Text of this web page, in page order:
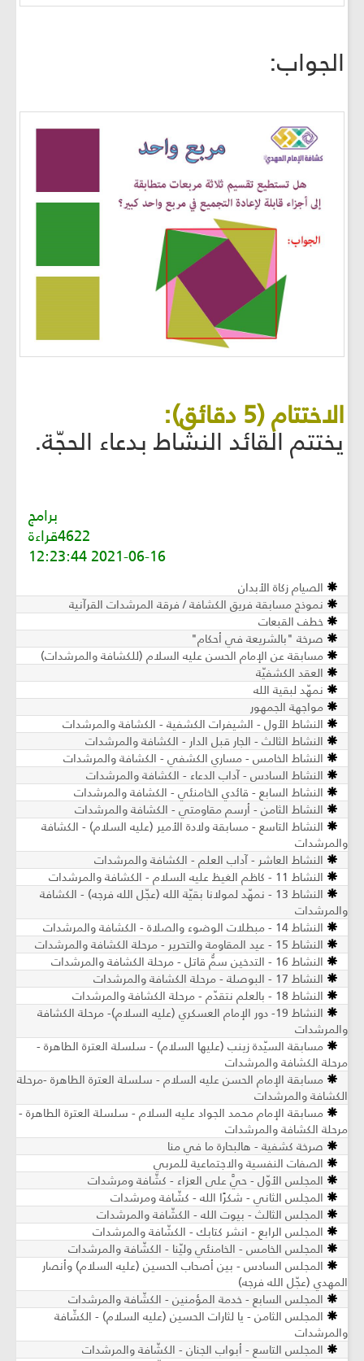
الجواب:
الاختتام (5 دقائق):
يختتم القائد النشاط بدعاء الحجّة.
برامج
4622قراءة
2021-06-16 12:23:44
الصيام زكاة الأبدان
نموذج مسابقة فريق الكشافة / فرقة المرشدات القرآنية
خطف القبعات
صرخة "بالشريعة في أحكام"
مسابقة عن الإمام الحسن عليه السلام (للكشافة والمرشدات)
العقد الكشفيّة
نمهّد لبقية الله
مواجهة الجمهور
النشاط الأول - الشيفرات الكشفية - الكشافة والمرشدات
النشاط الثالث - الجار قبل الدار - الكشافة والمرشدات
النشاط الخامس - مساري الكشفي - الكشافة والمرشدات
النشاط السادس - آداب الدعاء - الكشافة والمرشدات
النشاط السابع - قائدي الخامنئي - الكشافة والمرشدات
النشاط الثامن - أرسم مقاومتي - الكشافة والمرشدات
النشاط التاسع - مسابقة ولادة الأمير (عليه السلام) - الكشافة
والمرشدات
النشاط العاشر - آداب العلم - الكشافة والمرشدات
النشاط 11 - كاظم الغيظ عليه السلام - الكشافة والمرشدات
النشاط 13 - نمهّد لمولانا بقيّة الله (عجّل الله فرجه) - الكشافة
والمرشدات
النشاط 14 - مبطلات الوضوء والصلاة - الكشافة والمرشدات
النشاط 15 - عيد المقاومة والتحرير - مرحلة الكشافة والمرشدات
النشاط 16 - التدخين سمٌّ قاتل - مرحلة الكشافة والمرشدات
النشاط 17 - البوصلة - مرحلة الكشافة والمرشدات
النشاط 18 - بالعلم نتقدّم - مرحلة الكشافة والمرشدات
النشاط 19- دور الإمام العسكري (عليه السلام)- مرحلة الكشافة
والمرشدات
مسابقة السيّدة زينب (عليها السلام) - سلسلة العترة الطاهرة -
مرحلة الكشافة والمرشدات
مسابقة الإمام الحسن عليه السلام - سلسلة العترة الطاهرة -مرحلة
الكشافة والمرشدات
مسابقة الإمام محمد الجواد عليه السلام - سلسلة العترة الطاهرة -
مرحلة الكشافة والمرشدات
صرخة كشفية - هالبحارة ما في منا
الصفات النفسية والاجتماعية للمربي
المجلس الأوّل - حيَّ على العزاء - كشّافة ومرشدات
المجلس الثاني - شكرًا الله - كشّافة ومرشدات
المجلس الثالث - بيوت الله - الكشّافة والمرشدات
المجلس الرابع - انشر كتابك - الكشّافة والمرشدات
المجلس الخامس - الخامنئي وليّنا - الكشّافة والمرشدات
المجلس السادس - بين أصحاب الحسين (عليه السلام) وأنصار
المهدي (عجّل الله فرجه)
المجلس السابع - خدمة المؤمنين - الكشّافة والمرشدات
المجلس الثامن - يا لثارات الحسين (عليه السلام) - الكشّافة
والمرشدات
المجلس التاسع - أبواب الجنان - الكشّافة والمرشدات